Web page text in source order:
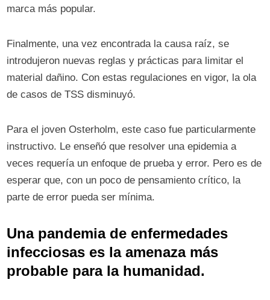
marca más popular.
Finalmente, una vez encontrada la causa raíz, se
introdujeron nuevas reglas y prácticas para limitar el
material dañino. Con estas regulaciones en vigor, la ola
de casos de TSS disminuyó.
Para el joven Osterholm, este caso fue particularmente
instructivo. Le enseñó que resolver una epidemia a
veces requería un enfoque de prueba y error. Pero es de
esperar que, con un poco de pensamiento crítico, la
parte de error pueda ser mínima.
Una pandemia de enfermedades
infecciosas es la amenaza más
probable para la humanidad.